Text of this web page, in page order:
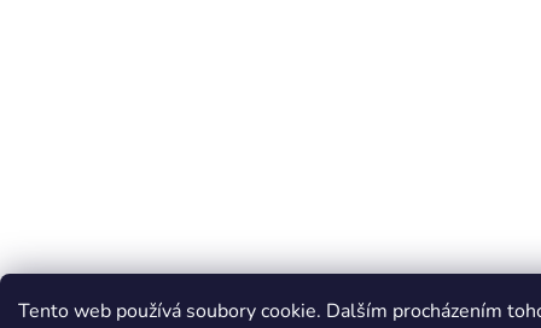
Tento web používá soubory cookie. Dalším procházením